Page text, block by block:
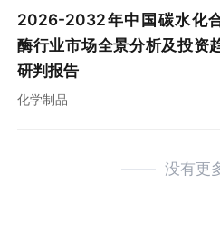
2026-2032年中国碳水化
酶行业市场全景分析及投资
研判报告
化学制品
没有更